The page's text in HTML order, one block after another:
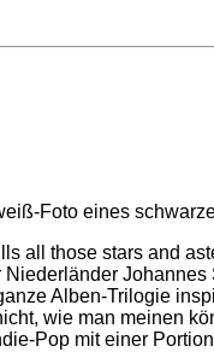
all those stars and
Niederländer
Alben-Trilogie
wie man meinen
Pop mit einer